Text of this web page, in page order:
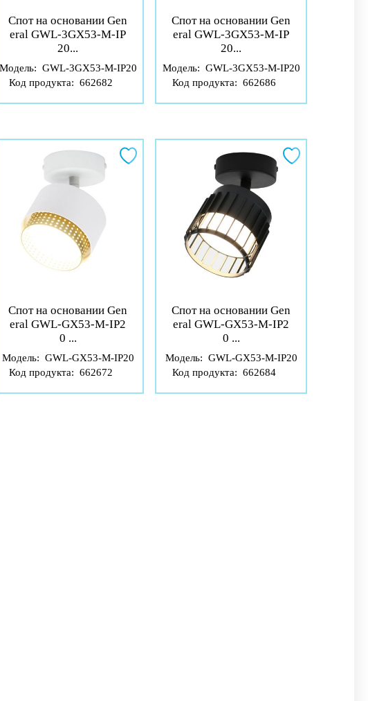
Спот на основании Gen
eral GWL-3GX53-M-IP
20...
Модель: GWL-3GX53-M-IP20
Код продукта: 662682
Спот на основании Gen
eral GWL-3GX53-M-IP
20...
Модель: GWL-3GX53-M-IP20
Код продукта: 662686
Спот на основании Gen
eral GWL-GX53-M-IP2
0 ...
Модель: GWL-GX53-M-IP20
Код продукта: 662672
Спот на основании Gen
eral GWL-GX53-M-IP2
0 ...
Модель: GWL-GX53-M-IP20
Код продукта: 662684